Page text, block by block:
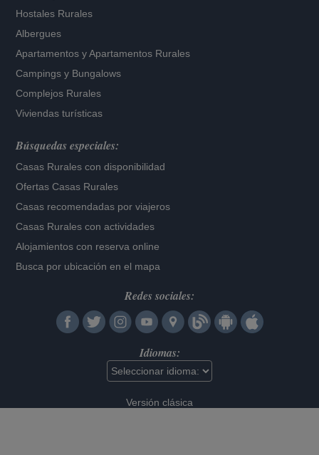
Hostales Rurales
Albergues
Apartamentos yApartamentos Rurales
Campings y Bungalows
Complejos Rurales
Viviendas turísticas
Búsquedas especiales:
Casas Rurales con disponibilidad
Ofertas Casas Rurales
Casas recomendadas por viajeros
Casas Rurales con actividades
Alojamientos con reserva online
Busca por ubicación en el mapa
Redes sociales:
Idiomas:
Versión clásica